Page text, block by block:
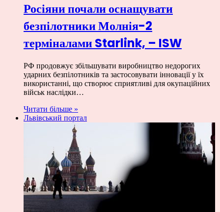
Росіяни почали оснащувати
безпілотники Молнія-2
терміналами Starlink, – ISW
РФ продовжує збільшувати виробництво недорогих
ударних безпілотників та застосовувати інновації у їх
використанні, що створює сприятливі для окупаційних
військ наслідки…
Читати більше »
Львівський портал